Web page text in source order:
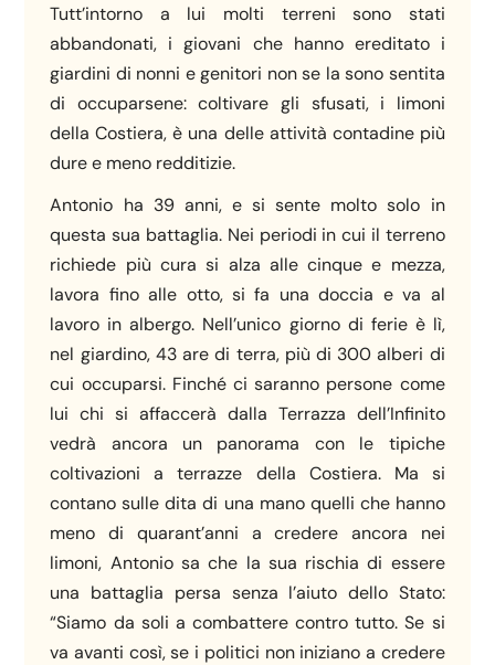
Tutt’intorno a lui molti terreni sono stati
abbandonati, i giovani che hanno ereditato i
giardini di nonni e genitori non se la sono sentita
di occuparsene: coltivare gli sfusati, i limoni
della Costiera, è una delle attività contadine più
dure e meno redditizie.
Antonio ha 39 anni, e si sente molto solo in
questa sua battaglia. Nei periodi in cui il terreno
richiede più cura si alza alle cinque e mezza,
lavora fino alle otto, si fa una doccia e va al
lavoro in albergo. Nell’unico giorno di ferie è lì,
nel giardino, 43 are di terra, più di 300 alberi di
cui occuparsi. Finché ci saranno persone come
lui chi si affaccerà dalla Terrazza dell’Infinito
vedrà ancora un panorama con le tipiche
coltivazioni a terrazze della Costiera. Ma si
contano sulle dita di una mano quelli che hanno
meno di quarant’anni a credere ancora nei
limoni, Antonio sa che la sua rischia di essere
una battaglia persa senza l’aiuto dello Stato:
“Siamo da soli a combattere contro tutto. Se si
va avanti così, se i politici non iniziano a credere